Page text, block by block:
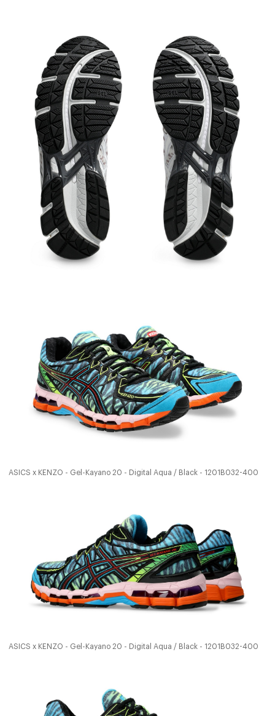
ASICS x KENZO - Gel-Kayano 20 - Digital Aqua / Black - 1201B032-400
ASICS x KENZO - Gel-Kayano 20 - Digital Aqua / Black - 1201B032-400